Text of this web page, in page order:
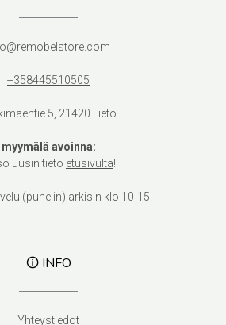
+358445510505
5, 21420 Lieto
myymälä avoinna:
uusin tieto etusivulta!
(puhelin) arkisin klo 10-15.
🛈 INFO
Yhteystiedot